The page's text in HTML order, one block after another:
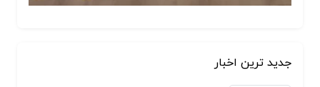
جدید ترین اخبار